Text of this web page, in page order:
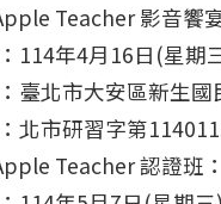
Teacher 影音饗
114年4月16日(星期
臺北市大安區新生國
北市研習字第
Teacher 認證班